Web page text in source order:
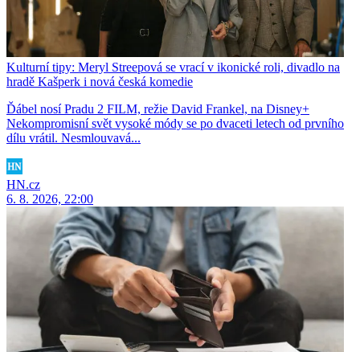
Kulturní tipy: Meryl Streepová se vrací v ikonické roli, divadlo na
hradě Kašperk i nová česká komedie
Ďábel nosí Pradu 2 FILM, režie David Frankel, na Disney+
Nekompromisní svět vysoké módy se po dvaceti letech od prvního
dílu vrátil. Nesmlouvavá...
HN.cz
6. 8. 2026, 22:00